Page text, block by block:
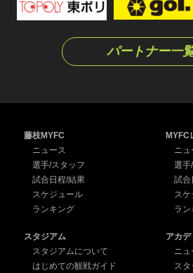
パートナー一
藤枝MYFC
ニュース
選手/スタッフ
試合日程/結果
スケジュール
ランキング
MYFC
ニュ
選手
試合
ス
ラン
スタジアム
スタジアムについて
はじめての観戦ガイド
アカ
ニュ
スタ